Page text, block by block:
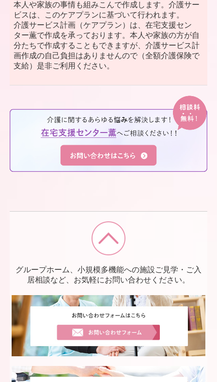
本人や家族の事情も組みこんで作成します。介護サー
ビスは、このケアプランに基づいて行われます。
介護サービス計画（ケアプラン）は、在宅支援セン
ター薫で作成を承っております。本人や家族の方が自
分たちで作成することもできますが、介護サービス計
画作成の自己負担はありませんので（全額介護保険で
支給）是非ご利用ください。
グループホーム、小規模多機能への施設ご見学・ご入
居相談など、お気軽にお問い合わせください。